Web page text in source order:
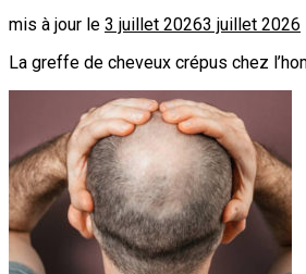
mis à jour le 3 juillet 20263 juillet 2026
La greffe de cheveux crépus chez